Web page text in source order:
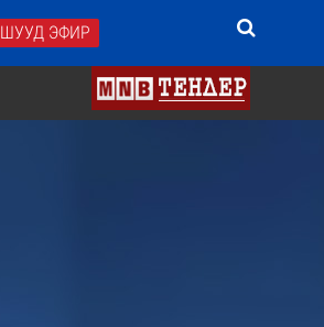
ШУУД ЭФИР